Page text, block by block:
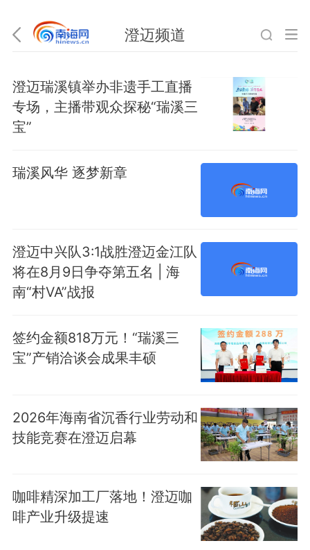
澄迈频道
澄迈瑞溪镇举办非遗手工直播
专场，主播带观众探秘“瑞溪三
宝”
瑞溪风华 逐梦新章
澄迈中兴队3:1战胜澄迈金江队
将在8月9日争夺第五名 | 海
南“村VA”战报
签约金额818万元！“瑞溪三
宝”产销洽谈会成果丰硕
2026年海南省沉香行业劳动和
技能竞赛在澄迈启幕
咖啡精深加工厂落地！澄迈咖
啡产业升级提速